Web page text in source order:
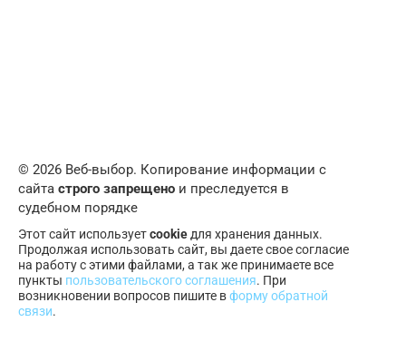
© 2026 Веб-выбор. Копирование информации с
сайта строго запрещено и преследуется в
судебном порядке
Этот сайт используетcookie для хранения данных.
Продолжая использовать сайт, вы даете свое согласие
на работу с этими файлами, а так же принимаете все
пункты пользовательского соглашения. При
возникновении вопросов пишите вформу обратной
связи.